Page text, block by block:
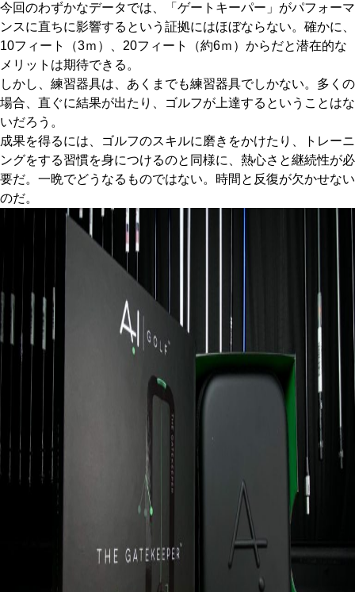
今回のわずかなデータでは、「ゲートキーパー」がパフォーマ
ンスに直ちに影響するという証拠にはほぼならない。確かに、
10フィート（3ｍ）、20フィート（約6ｍ）からだと潜在的な
メリットは期待できる。
しかし、練習器具は、あくまでも練習器具でしかない。多くの
場合、直ぐに結果が出たり、ゴルフが上達するということはな
いだろう。
成果を得るには、ゴルフのスキルに磨きをかけたり、トレーニ
ングをする習慣を身につけるのと同様に、熱心さと継続性が必
要だ。一晩でどうなるものではない。時間と反復が欠かせない
のだ。